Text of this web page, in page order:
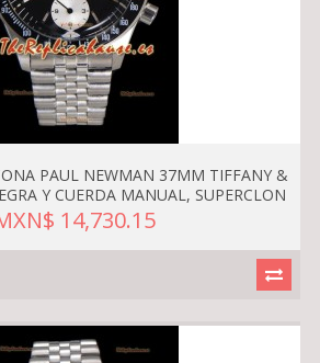
PAUL NEWMAN 37MM TIFFANY &
Y CUERDA MANUAL, SUPERCLON
14,730.15